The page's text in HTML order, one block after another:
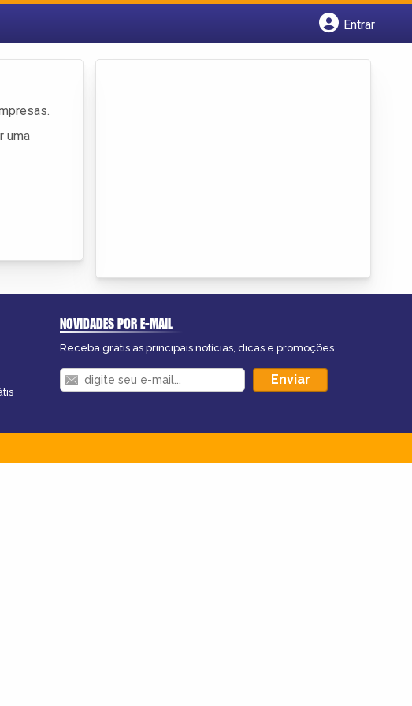
Entrar
uma
NOVIDADES POR E-MAIL
Receba grátis as principais notícias, dicas e promoções